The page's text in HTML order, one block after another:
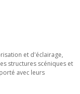
et d'éclairage,
structures scéniques et
avec leurs